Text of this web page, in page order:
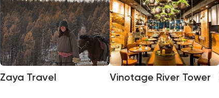
Zaya Travel Vinotage River Tower